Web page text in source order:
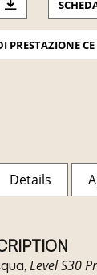
PRESTAZIONE CE
Details
Level S30